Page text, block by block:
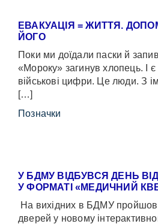
ЕВАКУАЦІЯ = ЖИТТЯ.
ЙОГО
Поки ми доїдали паски й
«Мороку» загинув хлопець. І
військові цифри. Це люди. З
[…]
Позначки
У БДМУ ВІДБУВСЯ ДЕНЬ
У ФОРМАТІ «МЕДИЧНИЙ
На вихідних в БДМУ пройшов
дверей у новому